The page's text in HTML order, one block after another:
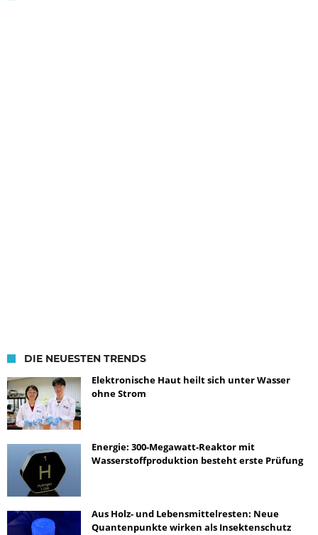
DIE NEUESTEN TRENDS
Elektronische Haut heilt sich unter Wasser
ohne Strom
Energie: 300-Megawatt-Reaktor mit
Wasserstoffproduktion besteht erste Prüfung
Aus Holz- und Lebensmittelresten: Neue
Quantenpunkte wirken als Insektenschutz